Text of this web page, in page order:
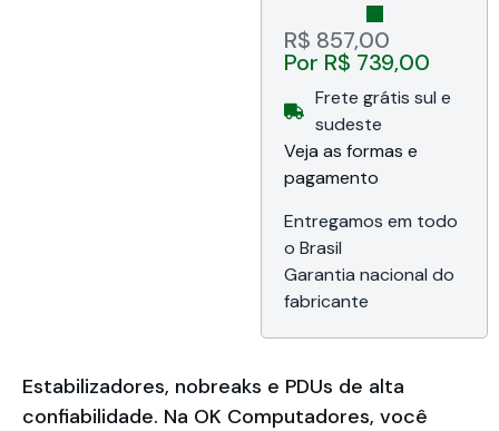
Taxa de Contraste
1000:1, Formato
16:9, Tempo de
resposta 5ms,
72% NTSC,
Atualização 60hz,
Ângulo de visão
178°, Cor Preto,
Garantia de 36
R$ 857,00
Por R$ 739,00
Frete grátis sul e
sudeste
Veja as formas e
pagamento
Entregamos em todo
o Brasil
Garantia nacional do
fabricante
Estabilizadores, nobreaks e PDUs de alta
confiabilidade. Na OK Computadores, você